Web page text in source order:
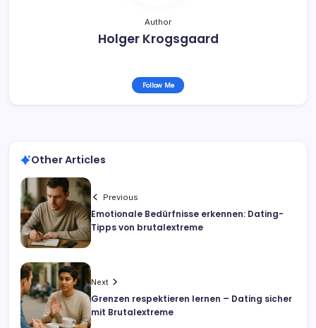
Author
Holger Krogsgaard
Follow Me
Other Articles
Previous
Emotionale Bedürfnisse erkennen: Dating-
Tipps von brutalextreme
Next
Grenzen respektieren lernen – Dating sicher
mit Brutalextreme